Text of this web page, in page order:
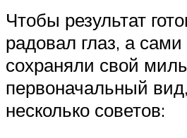
Чтобы результат
радовал глаз, а
сохраняли свой
первоначальный
несколько советов: